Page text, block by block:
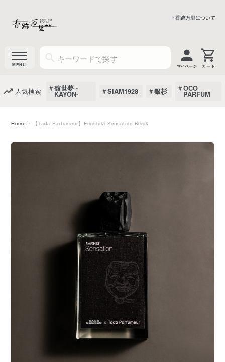
香跡万里について
マイページ
人気検索 馥世夢 -
KAYON- SIAM1928 銀杉 OCO
PARFUM
Home 【Tada Parfumeur】Emishiki Sensation Black